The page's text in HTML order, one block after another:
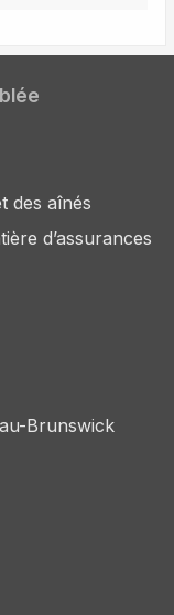
des aînés
d’assurances
Brunswick